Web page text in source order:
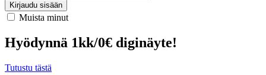
Kirjaudu sisään
Muista minut
Hyödynnä 1kk/0€ diginäyte!
Tutustu tästä